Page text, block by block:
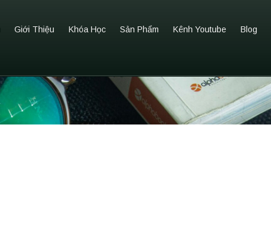
Giới Thiệu Khóa Học Sản Phẩm Kênh Youtube Blog